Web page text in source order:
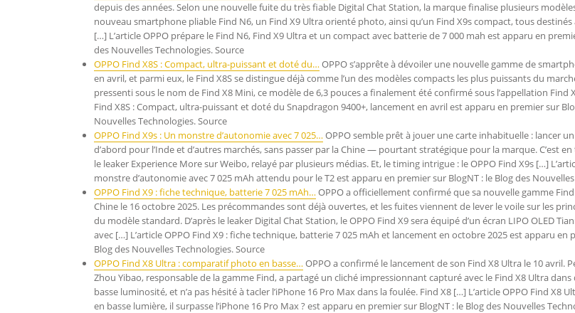
depuis des années. Selon une nouvelle fuite du très fiable Digital Chat Station, la marque finalise plusieurs
nouveau smartphone pliable Find N6, un Find X9 Ultra orienté photo, ainsi qu’un Find X9s compact, tous
[…] L’article OPPO prépare le Find N6, Find X9 Ultra et un compact avec batterie de 7 000 mah est apparu en
des Nouvelles Technologies. Source
OPPO Find X8S : Compact, ultra-puissant et doté du…OPPO s’apprête à dévoiler une nouvelle gamme de
en avril, et parmi eux, le Find X8S se distingue déjà comme l’un des modèles compacts les plus puissants du
pressenti sous le nom de Find X8 Mini, ce modèle de 6,3 pouces a finalement été confirmé sous l’appellation Find
Find X8S : Compact, ultra-puissant et doté du Snapdragon 9400+, lancement en avril est apparu en premier sur
Nouvelles Technologies. Source
OPPO Find X9s : Un monstre d’autonomie avec 7 025…OPPO semble prêt à jouer une carte inhabituelle : lancer
d’abord pour l’Inde et d’autres marchés, sans passer par la Chine — pourtant stratégique pour la marque. C’est
le leaker Experience More sur Weibo, relayé par plusieurs médias. Et, le timing intrigue : le OPPO Find X9s […]
monstre d’autonomie avec 7 025 mAh attendu pour le T2 est apparu en premier sur BlogNT : le Blog des
OPPO Find X9 : fiche technique, batterie 7 025 mAh…OPPO a officiellement confirmé que sa nouvelle gamme Find
Chine le 16 octobre 2025. Les précommandes sont déjà ouvertes, et les fuites viennent de lever le voile sur les
du modèle standard. D’après le leaker Digital Chat Station, le OPPO Find X9 sera équipé d’un écran LIPO OLED
avec […] L’article OPPO Find X9 : fiche technique, batterie 7 025 mAh et lancement en octobre 2025 est apparu en
Blog des Nouvelles Technologies. Source
OPPO Find X8 Ultra : comparatif photo en basse…OPPO a confirmé le lancement de son Find X8 Ultra le 10 avril.
Zhou Yibao, responsable de la gamme Find, a partagé un cliché impressionnant capturé avec le Find X8 Ultra
basse luminosité, et n’a pas hésité à tacler l’iPhone 16 Pro Max dans la foulée. Find X8 […] L’article OPPO Find X8
en basse lumière, il surpasse l’iPhone 16 Pro Max ? est apparu en premier sur BlogNT : le Blog des Nouvelles